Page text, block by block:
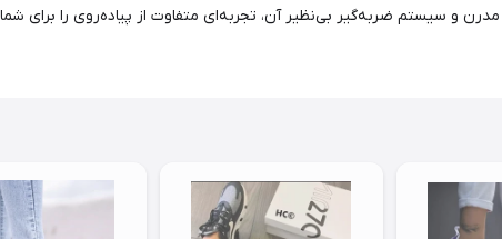
طراحی مدرن و سیستم ضربه‌گیر بی‌نظیر آن، تجربه‌ای متفاوت از پیاده‌روی را